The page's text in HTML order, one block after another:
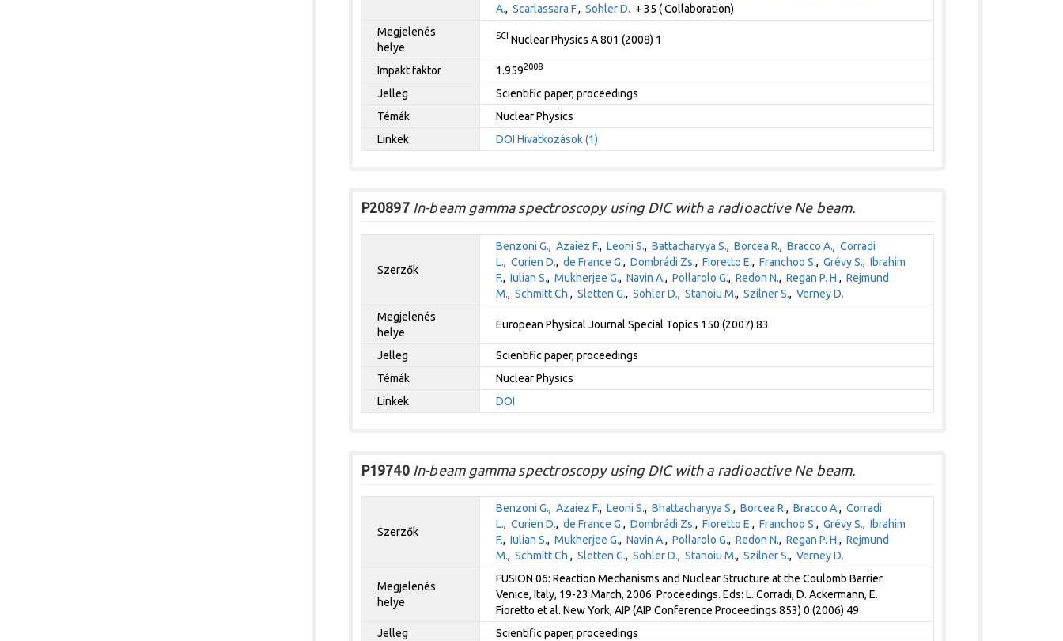
A., Scarlassara F., Sohler D. + 35 ( Collaboration)
Megjelenés
helye
SCI Nuclear Physics A 801 (2008) 1
Impakt faktor 1.9592008
Jelleg
Scientific paper, proceedings
Témák
Nuclear Physics
Linkek
DOI Hivatkozások (1)
P20897In-beam gamma spectroscopy using DIC with a radioactive Ne beam.
Szerzők
Benzoni G., Azaiez F., Leoni S., Battacharyya S., Borcea R., Bracco A., Corradi
L., Curien D., de France G., Dombrádi Zs., Fioretto E., Franchoo S., Grévy S., Ibrahim
F., Iulian S., Mukherjee G., Navin A., Pollarolo G., Redon N., Regan P. H., Rejmund
M., Schmitt Ch., Sletten G., Sohler D., Stanoiu M., Szilner S., Verney D.
Megjelenés
helye
European Physical Journal Special Topics 150 (2007) 83
Jelleg
Scientific paper, proceedings
Témák
Nuclear Physics
Linkek
DOI
P19740In-beam gamma spectroscopy using DIC with a radioactive Ne beam.
Szerzők
Benzoni G., Azaiez F., Leoni S., Bhattacharyya S., Borcea R., Bracco A., Corradi
L., Curien D., de France G., Dombrádi Zs., Fioretto E., Franchoo S., Grévy S., Ibrahim
F., Iulian S., Mukherjee G., Navin A., Pollarolo G., Redon N., Regan P. H., Rejmund
M., Schmitt Ch., Sletten G., Sohler D., Stanoiu M., Szilner S., Verney D.
Megjelenés
helye
FUSION 06: Reaction Mechanisms and Nuclear Structure at the Coulomb Barrier.
Venice, Italy, 19-23 March, 2006. Proceedings. Eds: L. Corradi, D. Ackermann, E.
Fioretto et al. New York, AIP (AIP Conference Proceedings 853) 0 (2006) 49
Jelleg
Scientific paper, proceedings